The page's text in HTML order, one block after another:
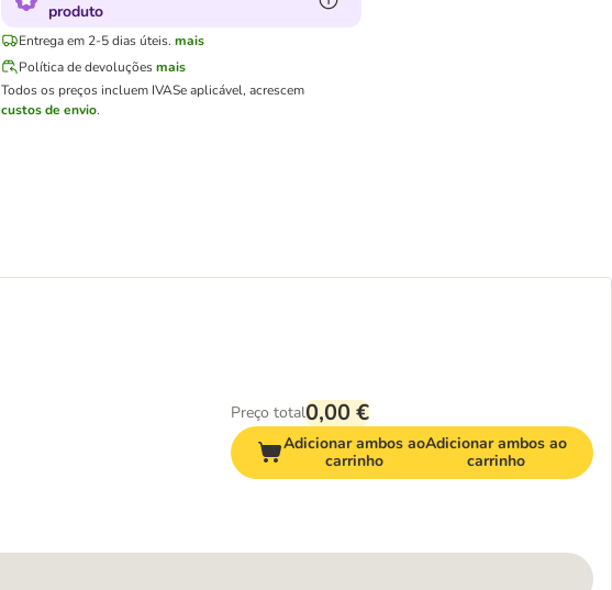
produto
Entrega em 2-5 dias úteis. mais
Política de devoluções mais
Todos os preços incluem IVASe aplicável, acrescem
custos de envio.
Preço total0,00 €
Adicionar ambos ao
carrinho
Adicionar ambos ao
carrinho